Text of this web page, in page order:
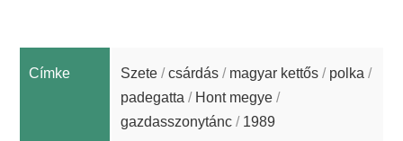
Címke Szete /csárdás / magyar kettős / polka /
padegatta / Hont megye /
gazdasszonytánc / 1989